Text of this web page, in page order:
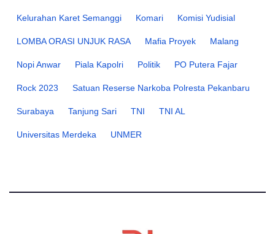
Kelurahan Karet Semanggi Komari Komisi Yudisial
LOMBA ORASI UNJUK RASA Mafia Proyek Malang
Nopi Anwar Piala Kapolri Politik PO Putera Fajar
Rock 2023 Satuan Reserse Narkoba Polresta Pekanbaru
Surabaya Tanjung Sari TNI TNI AL
Universitas Merdeka UNMER